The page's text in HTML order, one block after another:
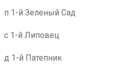
п 1-й Зеленый Сад
с 1-й Липовец
д 1-й Патепник